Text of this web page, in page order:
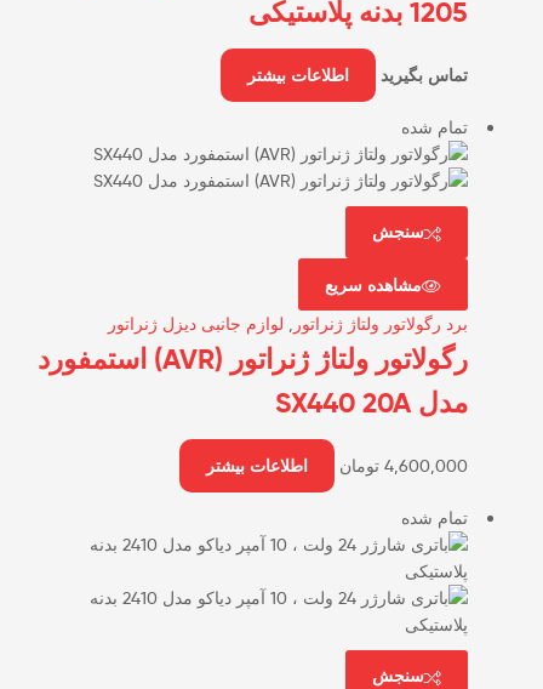
1205 بدنه پلاستیکی
تماس بگیرید اطلاعات بیشتر
تمام شده
سنجش
مشاهده سریع
برد رگولاتور ولتاژ ژنراتور لوازم جانبی دیزل ژنراتور
رگولاتور ولتاژ ژنراتور (AVR) استمفورد
مدل SX440 20A
4,600,000 تومان اطلاعات بیشتر
تمام شده
سنجش